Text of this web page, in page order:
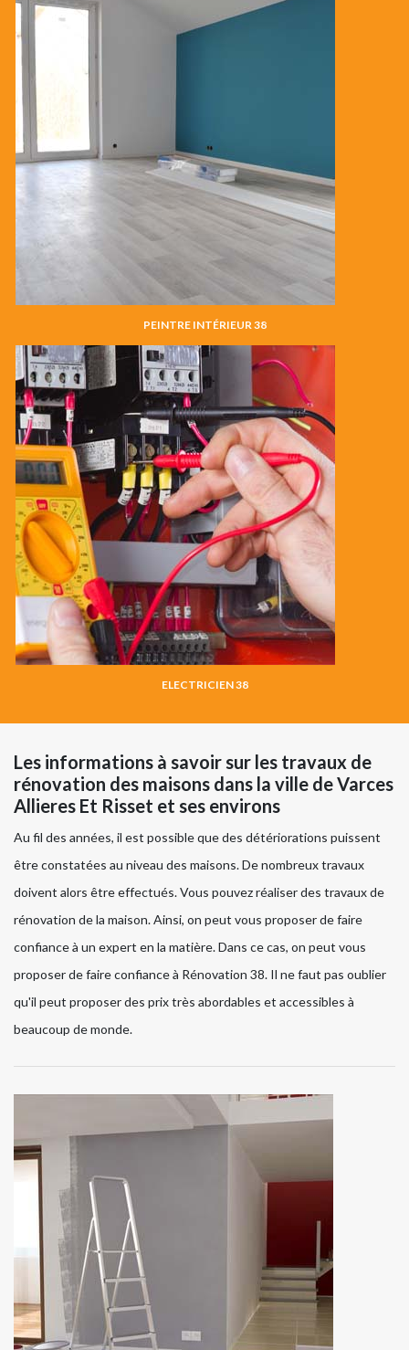
PEINTRE INTÉRIEUR 38
ELECTRICIEN 38
Les informations à savoir sur les travaux de
rénovation des maisons dans la ville de Varces
Allieres Et Risset et ses environs
Au fil des années, il est possible que des détériorations puissent
être constatées au niveau des maisons. De nombreux travaux
doivent alors être effectués. Vous pouvez réaliser des travaux de
rénovation de la maison. Ainsi, on peut vous proposer de faire
confiance à un expert en la matière. Dans ce cas, on peut vous
proposer de faire confiance à Rénovation 38. Il ne faut pas oublier
qu'il peut proposer des prix très abordables et accessibles à
beaucoup de monde.